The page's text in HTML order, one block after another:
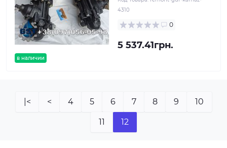
в наличии
4310
0
5 537.41грн.
|< < 4 5 6 7 8 9 10
11 12